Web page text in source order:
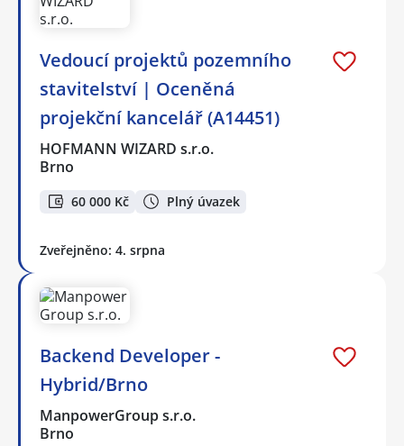
️Vedoucí projektů pozemního
stavitelství | Oceněná
projekční kancelář (A14451)
HOFMANN WIZARD s.r.o.
Brno
60 000 Kč Plný úvazek
Zveřejněno: 4. srpna
Backend Developer -
Hybrid/Brno
ManpowerGroup s.r.o.
Brno